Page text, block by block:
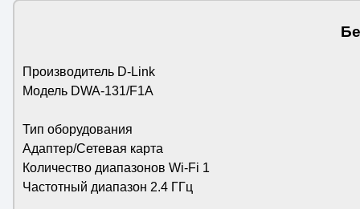
Производитель D-Link
Модель DWA-131/F1A
Тип оборудования
Адаптер/Сетевая карта
Количество диапазонов Wi-Fi 1
Частотный диапазон 2.4 ГГц